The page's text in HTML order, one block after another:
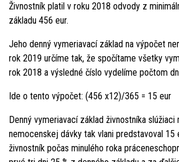
Živnostník platil v roku 2018 odvody z
základu 456 eur.
Jeho denný vymeriavací základ na výpočet
rok 2019 určíme tak, že spočítame všetky
rok 2018 a výsledné číslo vydelíme počtom
Ide o tento výpočet: (456 x12)/365 = 15 eur
Denný vymeriavací základ živnostníka slúžiaci
nemocenskej dávky tak vlani predstavoval 15
živnostník počas minulého roka